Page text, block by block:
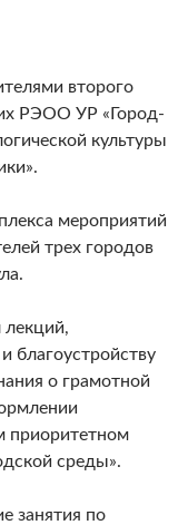
второго
РЭОО УР «Город-
культуры
мероприятий
трех городов
благоустройству
о грамотной
приоритетном
среды».
занятия по